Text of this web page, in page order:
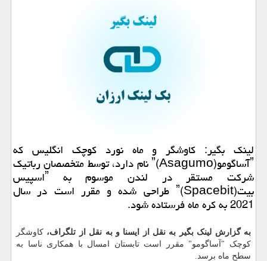
لینک بگیر: کاوشگر و ماه نورد کوچک انگلیس که
ˮآساگوموˮ(Asagumo) نام دارد، توسط متخصصان رباتیک
شرکت مستقر در لندن موسوم به ˮاسپیس
بیتˮ(Spacebit) طراحی شده و مقرر است در سال
2021 به کره ماه فرستاده شود.
به گزارش لینک بگیر به نقل از ایسنا و به نقل از تلگراف، کاوشگر
کوچک "آساگومو" مقرر است تابستان امسال با همکاری ناسا به
سطح ماه برسد.